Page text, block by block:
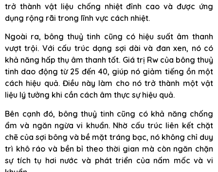
trở thành vật liệu chống nhiệt đỉnh cao và được ứng
dụng rộng rãi trong lĩnh vực cách nhiệt.
Ngoài ra, bông thuỷ tinh cũng có hiệu suất âm thanh
vượt trội. Với cấu trúc dạng sợi dài và đan xen, nó có
khả năng hấp thụ âm thanh tốt. Giá trị Rw của bông thuỷ
tinh dao động từ 25 đến 40, giúp nó giảm tiếng ồn một
cách hiệu quả. Điều này làm cho nó trở thành một vật
liệu lý tưởng khi cần cách âm thực sự hiệu quả.
Bên cạnh đó, bông thuỷ tinh cũng có khả năng chống
ẩm và ngăn ngừa vi khuẩn. Nhờ cấu trúc liên kết chặt
chẽ của sợi bông và bề mặt tráng bạc, nó không chỉ duy
trì khô ráo và bền bỉ theo thời gian mà còn ngăn chặn
sự tích tụ hơi nước và phát triển của nấm mốc và vi